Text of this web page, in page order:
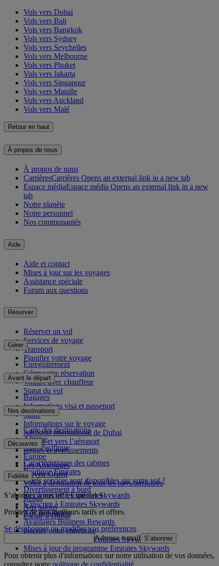
Vols vers Dubai
Vols vers Bali
Vols vers Bangkok
Vols vers Sydney
Vols vers Seychelles
Vols vers Melbourne
Vols vers Phuket
Vols vers Jakarta
Vols vers Singapour
Vols vers Manille
Vols vers Auckland
Vols vers Malé
Retour en haut
À propos de nous
À propos de nous
CarrièresCarrières Opens an external link in a new tab
Espace médiaEspace média Opens an external link in a new
tab
Notre planète
Notre personnel
Nos communautés
Aide
Aide et contact
Mises à jour sur les voyages
Assistance spéciale
Forum aux questions
Réserver
Réserver un vol
Services de voyage
Transport
Planifier votre voyage
Gérer
Enregistrement
Gérer votre réservation
Voiture avec chauffeur
Statut du vol
Avant le départ
Bagages
Informations visa et passeport
Santé
Informations sur le voyage
Aéroport international de Dubai
Depuis et vers l’aéroport
Règles et avertissements
Nos destinations
Carte des destinations
Afrique
Asie-Pacifique
Europe
Les Amériques
Moyen-Orient
Volez à destination de tous les pays/territoires
Découvrez
Caractéristiques des cabines
Boutique Emirates
Quels services sont disponibles sur votre vol ?
Divertissement à bord
Repas
Nos salons
Escale à Dubai
Fidélité
Se connecter à Emirates Skywards
S’inscrire à Emirates Skywards
Nos partenaires
Avantages Business Rewards
Inscrire votre entreprise
Règles du programme Emirates Skywards
Mises à jour du programme Emirates Skywards
S’abonner à nos offres spéciales
Profitez de nos meilleurs tarifs et offres.
Se désabonner ou modifier vos préférences
Adresse e-mail S’abonner
Pour obtenir plus d'informations sur notre utilisation de vos données,